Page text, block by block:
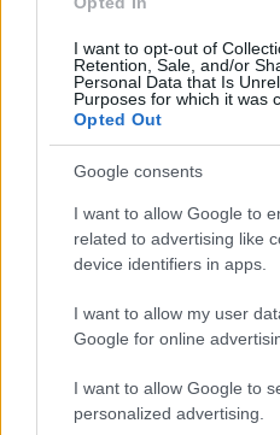
I want to opt-out of
Retention, Sale, and/or
Personal Data that Is
Purposes for which it was
Opted Out
Google consents
I want to allow Google to
related to advertising like
device identifiers in apps.
I want to allow my user
Google for online
I want to allow Google to
personalized advertising.
új korszaka
mindenre használható ez
sokaknak el kell
ilyen gyors fejlődése vajon…